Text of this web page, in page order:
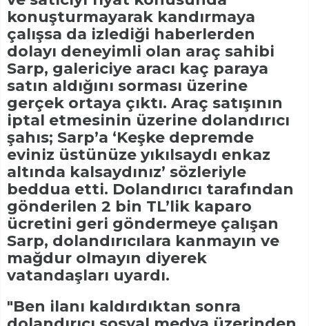
konuşturmayarak kandırmaya
çalışsa da izlediği haberlerden
dolayı deneyimli olan araç sahibi
Sarp, galericiye aracı kaç paraya
satın aldığını sorması üzerine
gerçek ortaya çıktı. Araç satışının
iptal etmesinin üzerine dolandırıcı
şahıs; Sarp’a ‘Keşke depremde
eviniz üstünüze yıkılsaydı enkaz
altında kalsaydınız’ sözleriyle
beddua etti. Dolandırıcı tarafından
gönderilen 2 bin TL’lik kaparo
ücretini geri göndermeye çalışan
Sarp, dolandırıcılara kanmayın ve
mağdur olmayın diyerek
vatandaşları uyardı.
"Ben ilanı kaldırdıktan sonra